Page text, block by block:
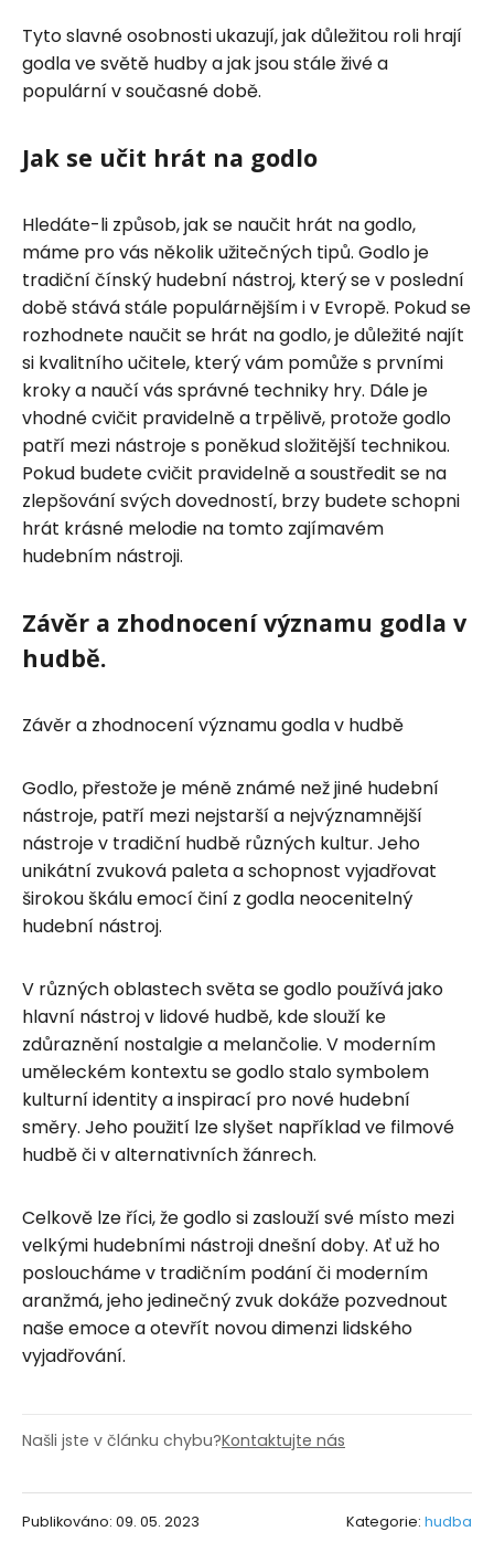
Tyto slavné osobnosti ukazují, jak důležitou roli hrají
godla ve světě hudby a jak jsou stále živé a
populární v současné době.
Jak se učit hrát na godlo
Hledáte-li způsob, jak se naučit hrát na godlo,
máme pro vás několik užitečných tipů. Godlo je
tradiční čínský hudební nástroj, který se v poslední
době stává stále populárnějším i v Evropě. Pokud se
rozhodnete naučit se hrát na godlo, je důležité najít
si kvalitního učitele, který vám pomůže s prvními
kroky a naučí vás správné techniky hry. Dále je
vhodné cvičit pravidelně a trpělivě, protože godlo
patří mezi nástroje s poněkud složitější technikou.
Pokud budete cvičit pravidelně a soustředit se na
zlepšování svých dovedností, brzy budete schopni
hrát krásné melodie na tomto zajímavém
hudebním nástroji.
Závěr a zhodnocení významu godla v
hudbě.
Závěr a zhodnocení významu godla v hudbě
Godlo, přestože je méně známé než jiné hudební
nástroje, patří mezi nejstarší a nejvýznamnější
nástroje v tradiční hudbě různých kultur. Jeho
unikátní zvuková paleta a schopnost vyjadřovat
širokou škálu emocí činí z godla neocenitelný
hudební nástroj.
V různých oblastech světa se godlo používá jako
hlavní nástroj v lidové hudbě, kde slouží ke
zdůraznění nostalgie a melančolie. V moderním
uměleckém kontextu se godlo stalo symbolem
kulturní identity a inspirací pro nové hudební
směry. Jeho použití lze slyšet například ve filmové
hudbě či v alternativních žánrech.
Celkově lze říci, že godlo si zaslouží své místo mezi
velkými hudebními nástroji dnešní doby. Ať už ho
posloucháme v tradičním podání či moderním
aranžmá, jeho jedinečný zvuk dokáže pozvednout
naše emoce a otevřít novou dimenzi lidského
vyjadřování.
Našli jste v článku chybu?Kontaktujte nás
Publikováno: 09. 05. 2023 Kategorie: hudba